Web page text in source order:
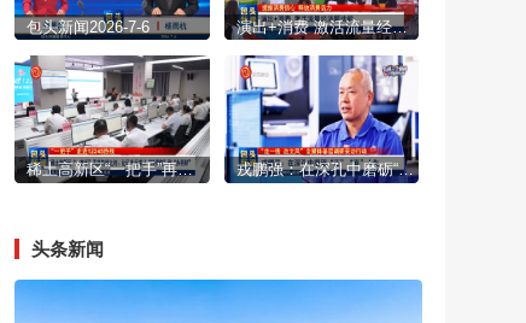
包头新闻2026-7-6 演出+消费 激活流量经济新动能
稀土高新区“一把手”再赴热线之约：让民生诉求从“接得住”到“办得好” 戎鹏强：在深孔中磨砺“正”“直”人生
头条新闻